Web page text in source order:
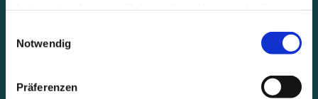
Notwendig
Präferenzen